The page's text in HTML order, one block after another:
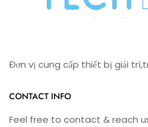
Đơn vị cung cấp thiết bị giải
CONTACT INFO
Feel free to contact & reach